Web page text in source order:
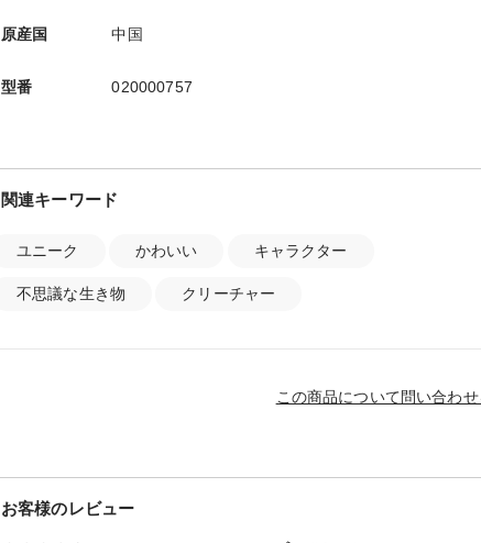
原産国 中国
型番 020000757
関連キーワード
ユニーク かわいい キャラクター
不思議な生き物 クリーチャー
この商品について問い合わせ
お客様のレビュー